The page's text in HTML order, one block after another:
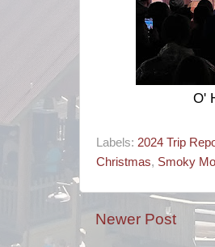
O'
Labels: 2024 Trip
Christmas, Smoky
Newer Post